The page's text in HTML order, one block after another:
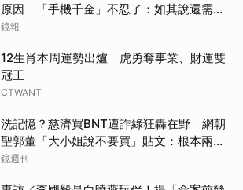
原因 「手機千金」不忍了：如其說還需要
離開嗎？
鏡報
12生肖本周運勢出爐 虎勇奪事業、財運雙
冠王
CTWANT
洗記憶？慈濟買BNT遭詐綠狂轟在野 網朝
聖郭董「大小姐說不要買」貼文：根本兩碼
事
鏡週刊